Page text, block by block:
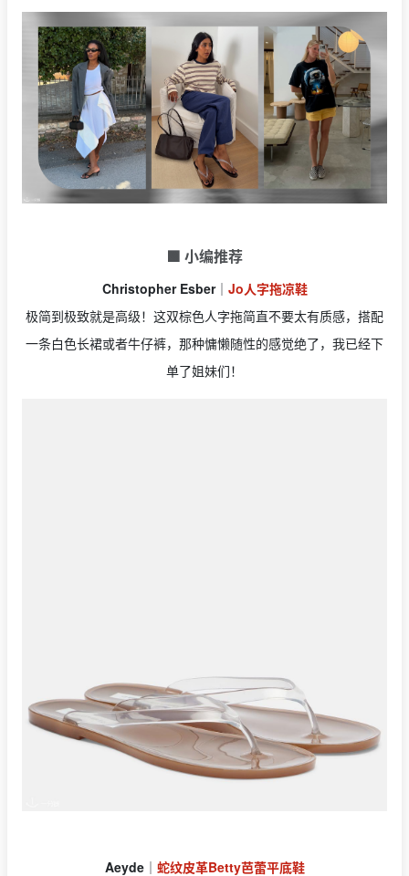
🟩 小编推荐
Christopher Esber｜ Jo人字拖凉鞋
极简到极致就是高级！这双棕色人字拖简直不要太有质感，搭配
一条白色长裙或者牛仔裤，那种慵懒随性的感觉绝了，我已经下
单了姐妹们！
Aeyde｜ 蛇纹皮革Betty芭蕾平底鞋